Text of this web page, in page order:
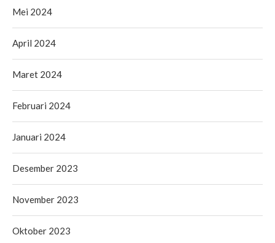
Mei 2024
April 2024
Maret 2024
Februari 2024
Januari 2024
Desember 2023
November 2023
Oktober 2023